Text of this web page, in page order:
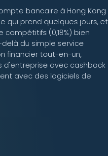
bancaire à Hong Kong
qui prend quelques jours, et
(0,18%) bien
du simple service
financier tout-en-un,
avec cashback
avec des logiciels de